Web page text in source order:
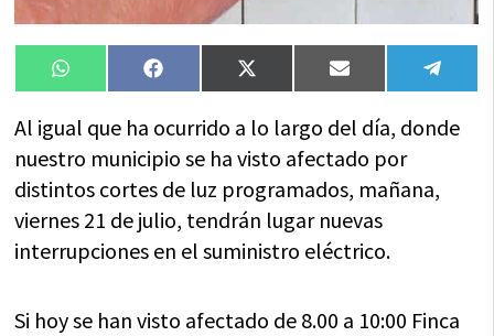
Compartir
en
WhatsAppCompartir
en
FacebookCompartir
en
X
(Twitter)
Compartir
en
Email
en
Al igual que ha ocurrido a lo largo del día, donde
nuestro municipio se ha visto afectado por
distintos cortes de luz programados, mañana,
viernes 21 de julio, tendrán lugar nuevas
interrupciones en el suministro eléctrico.
Si hoy se han visto afectado de 8.00 a 10:00 Finca